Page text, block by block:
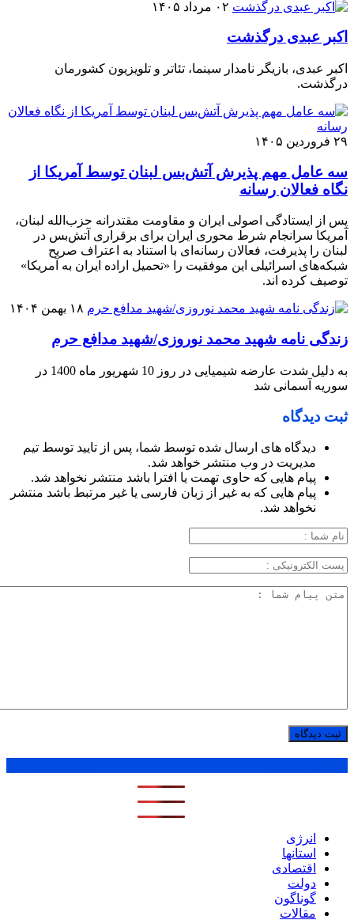
۰۲ مرداد ۱۴۰۵
اکبر عبدی درگذشت
اکبر عبدی، بازیگر نامدار سینما، تئاتر و تلویزیون کشورمان
درگذشت.
۲۹ فروردین ۱۴۰۵
سه عامل مهم پذیرش آتش‌بس لبنان توسط آمریکا از
نگاه فعالان رسانه
پس از ایستادگی اصولی ایران و مقاومت مقتدرانه حزب‌الله لبنان،
آمریکا سرانجام شرط محوری ایران برای برقراری آتش‌بس در
لبنان را پذیرفت، فعالان رسانه‌ای با استناد به اعتراف صریح
شبکه‌های اسرائیلی این موفقیت را «تحمیل اراده ایران به آمریکا»
توصیف کرده اند.
۱۸ بهمن ۱۴۰۴
زندگی نامه شهید محمد نوروزی/شهید مدافع حرم
به دلیل شدت عارضه شیمیایی در روز 10 شهریور ماه 1400 در
سوریه آسمانی شد
ثبت دیدگاه
دیدگاه های ارسال شده توسط شما، پس از تایید توسط تیم
مدیریت در وب منتشر خواهد شد.
پیام هایی که حاوی تهمت یا افترا باشد منتشر نخواهد شد.
پیام هایی که به غیر از زبان فارسی یا غیر مرتبط باشد منتشر
نخواهد شد.
انرژی
استانها
اقتصادی
دولت
گوناگون
مقالات